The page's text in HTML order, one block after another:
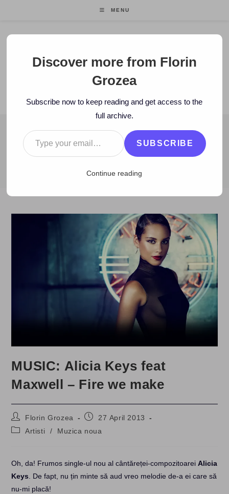
MENU
Florin Grozea
ENTREPRENEUR. FOUNDER/CEO MOCAPP.
BLOG
2013 > April > 27 > Artisti > MUSIC: Alicia Keys feat Maxwell –
MUSIC: Alicia Keys feat
Maxwell – Fire we make
Post
author:
Florin Grozea
Post27 April 2013
PostArtisti / Muzica noua
Oh, da! Frumos single-ul nou al cântăreței-compozitoarei Alicia
Keys . De fapt, nu țin minte să aud vreo melodie de-a ei care să
nu-mi placă!
Discover more from Florin
Grozea
Subscribe now to keep reading and get access to the
full archive.
Type your email…
SUBSCRIBE
Continue reading